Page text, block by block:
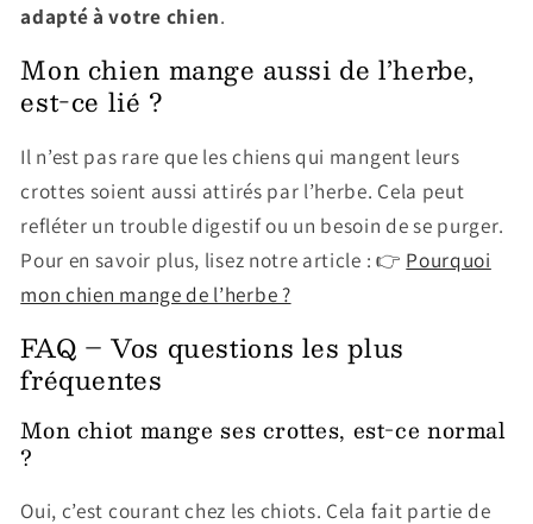
adapté à votre chien.
Mon chien mange aussi de l’herbe,
est-ce lié ?
Il n’est pas rare que les chiens qui mangent leurs
crottes soient aussi attirés par l’herbe. Cela peut
refléter un trouble digestif ou un besoin de se purger.
Pour en savoir plus, lisez notre article : 👉 Pourquoi
mon chien mange de l’herbe ?
FAQ – Vos questions les plus
fréquentes
Mon chiot mange ses crottes, est-ce normal
?
Oui, c’est courant chez les chiots. Cela fait partie de